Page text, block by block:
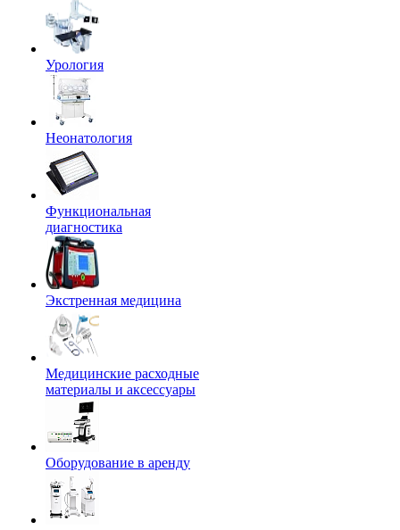
Урология
Неонатология
Функциональная
диагностика
Экстренная медицина
Медицинские расходные
материалы и аксессуары
Оборудование в аренду